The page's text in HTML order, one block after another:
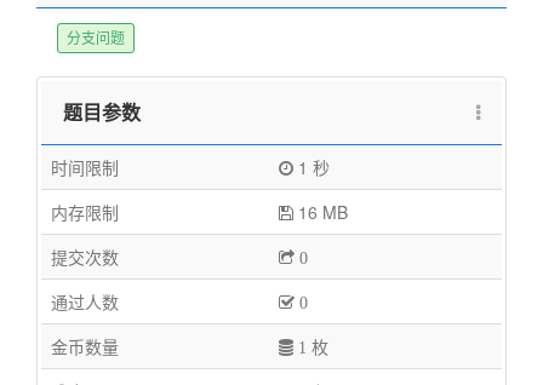
分支问题
题目参数
时间限制
1 秒
内存限制
16 MB
提交次数
0
通过人数 0
金币数量 1 枚